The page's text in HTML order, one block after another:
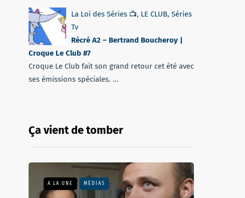
La Loi des Séries 📺, LE CLUB, Séries
Tv
Récré A2 – Bertrand Boucheroy |
Croque Le Club #7
Croque Le Club fait son grand retour cet été avec
ses émissions spéciales. ...
Ça vient de tomber
A LA UNE MÉDIAS